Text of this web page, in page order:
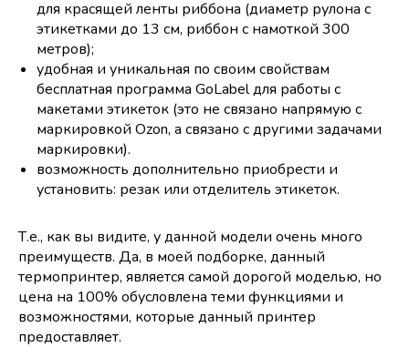
для красящей ленты риббона (диаметр рулона с
этикетками до 13 см, риббон с намоткой 300
метров);
удобная и уникальная по своим свойствам
бесплатная программа GoLabel для работы с
макетами этикеток (это не связано напрямую с
маркировкой Ozon, а связано с другими задачами
маркировки).
возможность дополнительно приобрести и
установить: резак или отделитель этикеток.
Т.е., как вы видите, у данной модели очень много
преимуществ. Да, в моей подборке, данный
термопринтер, является самой дорогой моделью, но
цена на 100% обусловлена теми функциями и
возможностями, которые данный принтер
предоставляет.